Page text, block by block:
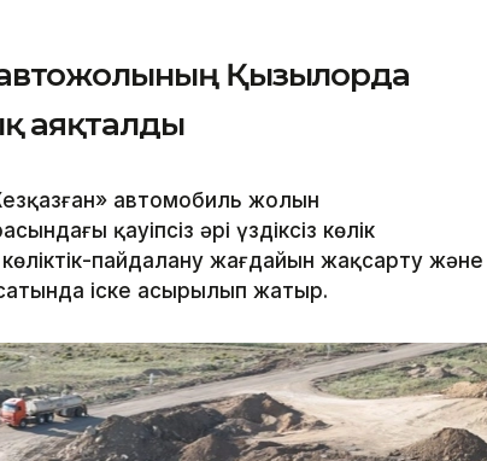
Қызылорда
аяқталды
автомобиль жолын
қауіпсіз әрі үздіксіз көлік
пайдалану жағдайын жақсарту және
іске асырылып жатыр.